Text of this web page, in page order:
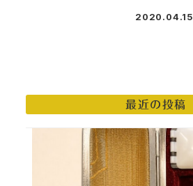
投稿日
2020.04.15
最近の投稿